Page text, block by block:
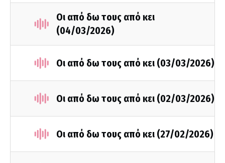
Οι από δω τους από κει
(04/03/2026)
Οι από δω τους από κει (03/03/2026)
Οι από δω τους από κει (02/03/2026)
Οι από δω τους από κει (27/02/2026)